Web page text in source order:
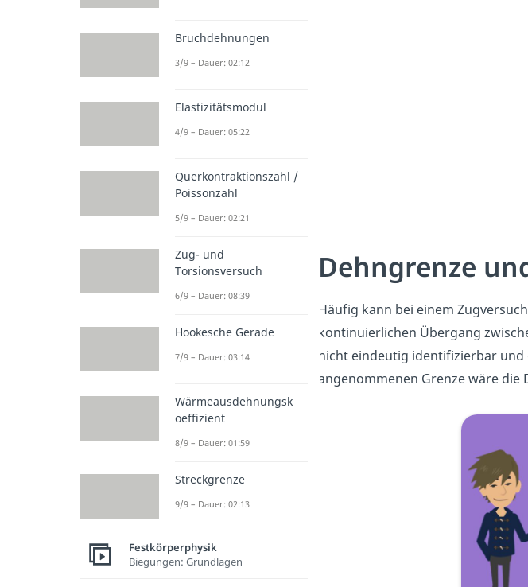
Dehngrenze
Häufig kann bei einem
kontinuierlichen Übergang
nicht eindeutig identifizierbar und
angenommenen Grenze wäre die
Bruchdehnungen
3/9 – Dauer: 02:12
Elastizitätsmodul
4/9 – Dauer: 05:22
Querkontraktionszahl /
Poissonzahl
5/9 – Dauer: 02:21
Zug- und
Torsionsversuch
6/9 – Dauer: 08:39
Hookesche Gerade
7/9 – Dauer: 03:14
Wärmeausdehnungsk
oeffizient
8/9 – Dauer: 01:59
Streckgrenze
9/9 – Dauer: 02:13
Festkörperphysik
Biegungen: Grundlagen